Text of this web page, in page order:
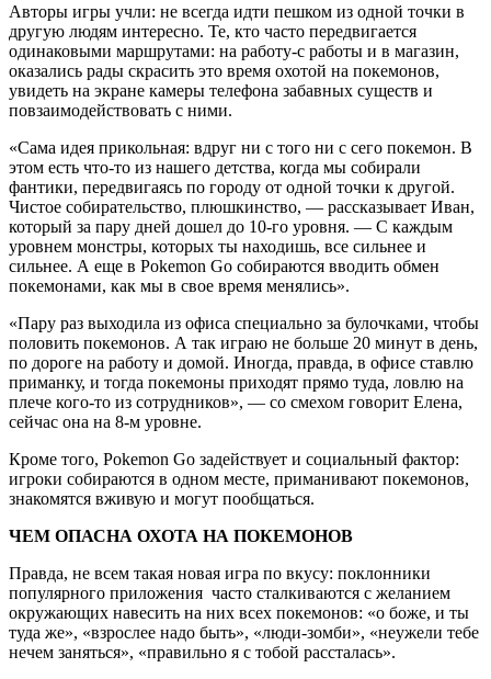
Авторы игры учли: не всегда идти пешком из одной точки в
другую людям интересно. Те, кто часто передвигается
одинаковыми маршрутами: на работу-с работы и в магазин,
оказались рады скрасить это время охотой на покемонов,
увидеть на экране камеры телефона забавных существ и
повзаимодействовать с ними.
«Сама идея прикольная: вдруг ни с того ни с сего покемон. В
этом есть что-то из нашего детства, когда мы собирали
фантики, передвигаясь по городу от одной точки к другой.
Чистое собирательство, плюшкинство, — рассказывает Иван,
который за пару дней дошел до 10-го уровня. — С каждым
уровнем монстры, которых ты находишь, все сильнее и
сильнее. А еще в Pokemon Go собираются вводить обмен
покемонами, как мы в свое время менялись».
«Пару раз выходила из офиса специально за булочками, чтобы
половить покемонов. А так играю не больше 20 минут в день,
по дороге на работу и домой. Иногда, правда, в офисе ставлю
приманку, и тогда покемоны приходят прямо туда, ловлю на
плече кого-то из сотрудников», — со смехом говорит Елена,
сейчас она на 8-м уровне.
Кроме того, Pokemon Go задействует и социальный фактор:
игроки собираются в одном месте, приманивают покемонов,
знакомятся вживую и могут пообщаться.
ЧЕМ ОПАСНА ОХОТА НА ПОКЕМОНОВ
Правда, не всем такая новая игра по вкусу: поклонники
популярного приложения часто сталкиваются с желанием
окружающих навесить на них всех покемонов: «о боже, и ты
туда же», «взрослее надо быть», «люди-зомби», «неужели тебе
нечем заняться», «правильно я с тобой рассталась».